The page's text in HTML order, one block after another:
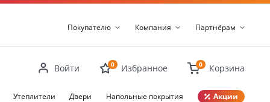
Покупателю Компания Партнёрам
Войти 0 Избранное 0 Корзина
Утеплители Двери Напольные покрытия Акции